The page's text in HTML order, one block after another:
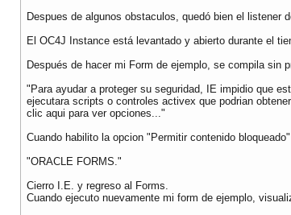
Despues de algunos obstaculos, quedó bien el listener
El OC4J Instance está levantado y abierto durante el
Después de hacer mi Form de ejemplo, se compila sin
"Para ayudar a proteger su seguridad, IE impidio que
ejecutara scripts o controles activex que podrian
clic aqui para ver opciones..."
Cuando habilito la opcion "Permitir contenido
"ORACLE FORMS."
Cierro I.E. y regreso al Forms.
Cuando ejecuto nuevamente mi form de ejemplo,